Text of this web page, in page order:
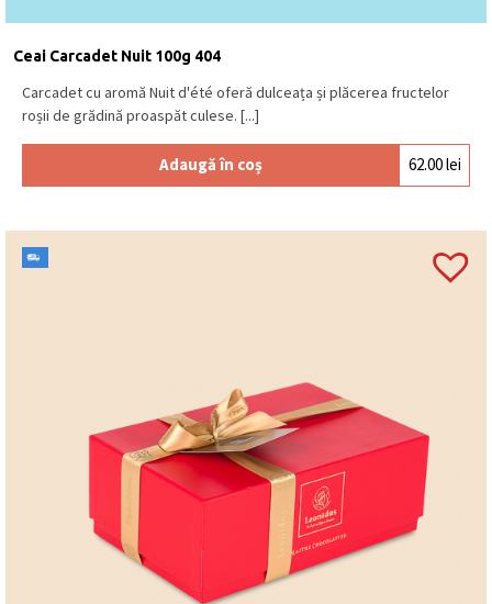
Ceai Carcadet Nuit 100g 404
Carcadet cu aromă Nuit d'été oferă dulceața și plăcerea fructelor
roșii de grădină proaspăt culese. [...]
Adaugă în coș 62.00lei